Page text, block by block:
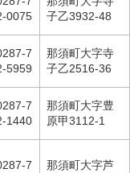
0075
子乙3932-48
7
5959
那須町大字寺
子乙2516-36
7
1440
那須町大字豊
原甲3112-1
7
那須町大字芦